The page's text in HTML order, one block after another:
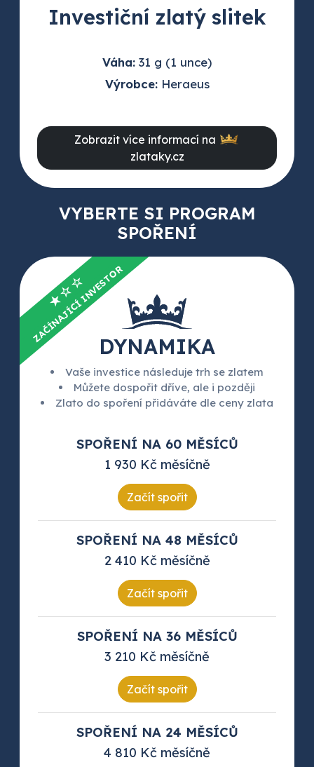
Investiční zlatý slitek
Váha: 31 g (1 unce)
Výrobce:Heraeus
Zobrazit více informací na
zlataky.cz
VYBERTE SI PROGRAM
SPOŘENÍ
★☆☆
ZAČÍNAJÍCÍ INVESTOR
DYNAMIKA
Vaše investice následuje trh se zlatem
Můžete dospořit dříve, ale i později
Zlato do spoření přidáváte dle ceny zlata
SPOŘENÍ NA 60 MĚSÍCŮ
1 930 Kč měsíčně
Začít spořit
SPOŘENÍ NA 48 MĚSÍCŮ
2 410 Kč měsíčně
Začít spořit
SPOŘENÍ NA 36 MĚSÍCŮ
3 210 Kč měsíčně
Začít spořit
SPOŘENÍ NA 24 MĚSÍCŮ
4 810 Kč měsíčně